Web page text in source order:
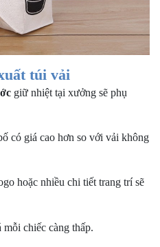
túi vải
giữ nhiệt tại xưởng sẽ phụ
có giá cao hơn so với vải không
hoặc nhiều chi tiết trang trí sẽ
chiếc càng thấp.